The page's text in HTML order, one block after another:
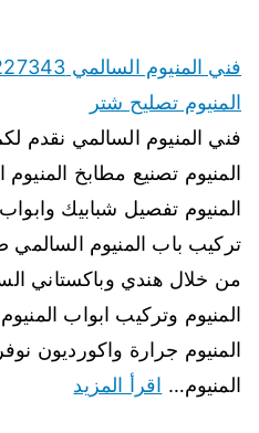
المنيوم تصليح شتر
فني المنيوم السالمي نقدم
المنيوم تصنيع مطابخ
المنيوم تفصيل شبابيك
تركيب باب المنيوم السالمي
من خلال هندي وباكستاني
المنيوم وتركيب ابواب
المنيوم جرارة واكورديون
المنيوم… اقرأ المزيد